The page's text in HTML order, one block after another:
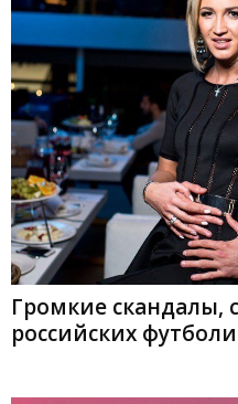
Громкие скандалы,
российских